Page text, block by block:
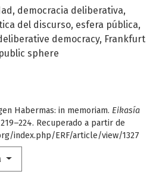
democracia deliberativa
del discurso esfera pública
democracy Frankfurt
public sphere
Habermas: in memoriam. Eikasía
Recuperado a partir de
index.php/ERF/article/view/1327